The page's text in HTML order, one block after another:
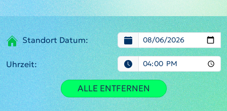
Standort Datum:
Uhrzeit:
ALLE ENTFERNEN